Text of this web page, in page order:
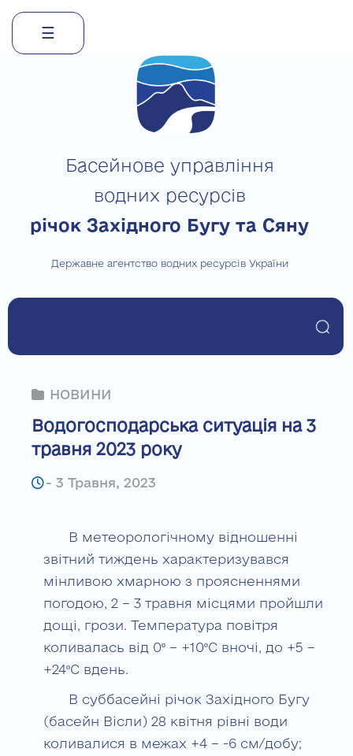
☰
Басейнове управління
водних ресурсів
річок Західного Бугу та Сяну
Державне агентство водних ресурсів України
НОВИНИ
Водогосподарська ситуація на 3
травня 2023 року
- 3 Травня, 2023
В метеорологічному відношенні
звітний тиждень характеризувався
мінливою хмарною з проясненнями
погодою, 2 – 3 травня місцями пройшли
дощі, грози. Температура повітря
коливалась від 0º – +10ºС вночі, до +5 –
+24ºС вдень.
В суббасейні річок Західного Бугу
(басейн Вісли) 28 квітня рівні води
коливалися в межах +4 – -6 см/добу;